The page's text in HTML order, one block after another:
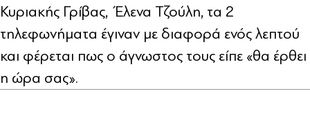
Κυριακής Γρίβας, Έλενα Τζούλη, τα 2
τηλεφωνήματα έγιναν με διαφορά ενός λεπτού
και φέρεται πως ο άγνωστος τους είπε «θα έρθει
η ώρα σας».